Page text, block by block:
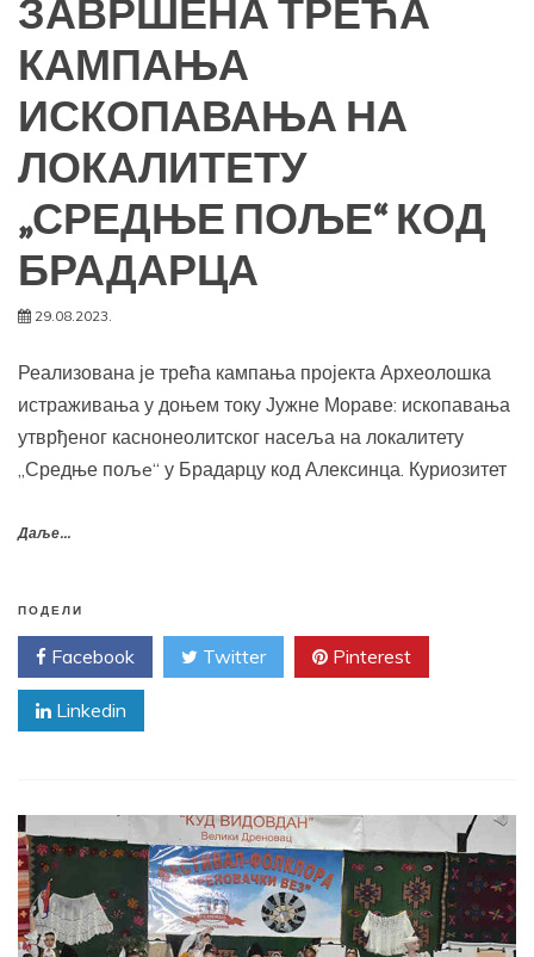
ЗАВРШЕНА ТРЕЋА
КАМПАЊА
ИСКОПАВАЊА НА
ЛОКАЛИТЕТУ
„СРЕДЊЕ ПОЉЕ“ КОД
БРАДАРЦА
29.08.2023.
Реализована је трећа кампања пројекта Археолошка
истраживања у доњем току Јужне Мораве: ископавања
утврђеног каснонеолитског насеља на локалитету
„Средње пољe“ у Брадарцу код Алексинца. Куриозитет
Даље...
ПОДЕЛИ
Facebook Twitter Pinterest
Linkedin